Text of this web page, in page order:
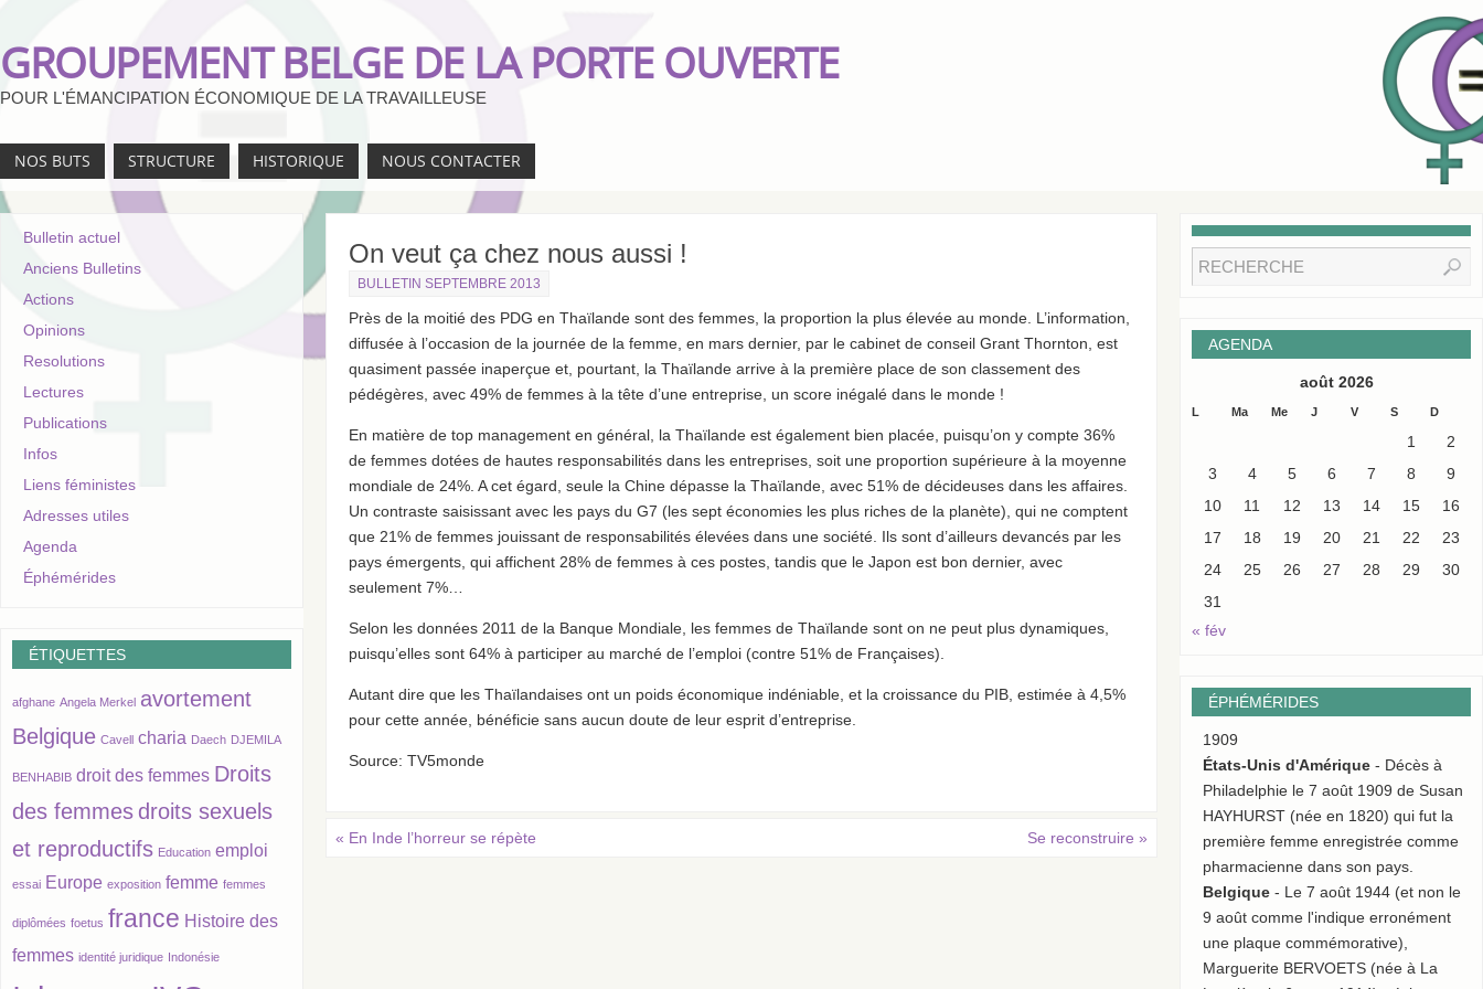
GROUPEMENT BELGE DE LA PORTE OUVERTE
POUR L'ÉMANCIPATION ÉCONOMIQUE DE LA TRAVAILLEUSE
NOS BUTS STRUCTURE HISTORIQUE NOUS CONTACTER
On veut ça chez nous aussi !
BULLETIN SEPTEMBRE 2013
Près de la moitié des PDG en Thaïlande sont des femmes, la proportion la plus élevée au monde. L’information,
diffusée à l’occasion de la journée de la femme, en mars dernier, par le cabinet de conseil Grant Thornton, est
quasiment passée inaperçue et, pourtant, la Thaïlande arrive à la première place de son classement des
pédégères, avec 49% de femmes à la tête d’une entreprise, un score inégalé dans le monde !
En matière de top management en général, la Thaïlande est également bien placée, puisqu’on y compte 36%
de femmes dotées de hautes responsabilités dans les entreprises, soit une proportion supérieure à la moyenne
mondiale de 24%. A cet égard, seule la Chine dépasse la Thaïlande, avec 51% de décideuses dans les affaires.
Un contraste saisissant avec les pays du G7 (les sept économies les plus riches de la planète), qui ne comptent
que 21% de femmes jouissant de responsabilités élevées dans une société. Ils sont d’ailleurs devancés par les
pays émergents, qui affichent 28% de femmes à ces postes, tandis que le Japon est bon dernier, avec
seulement 7%…
Selon les données 2011 de la Banque Mondiale, les femmes de Thaïlande sont on ne peut plus dynamiques,
puisqu’elles sont 64% à participer au marché de l’emploi (contre 51% de Françaises).
Autant dire que les Thaïlandaises ont un poids économique indéniable, et la croissance du PIB, estimée à 4,5%
pour cette année, bénéficie sans aucun doute de leur esprit d’entreprise.
Source: TV5monde
« En Inde l’horreur se répète Se reconstruire»
Bulletin actuel
Anciens Bulletins
Actions
Opinions
Resolutions
Lectures
Publications
Infos
Liens féministes
Adresses utiles
Agenda
Éphémérides
ÉTIQUETTES
afghane Angela Merkel avortement
Belgique Cavell charia Daech DJEMILA
BENHABIB droit des femmes Droits
des femmes droits sexuels
et reproductifs Education emploi
essai Europe exposition femme femmes
diplômées foetus france Histoire des
femmes identité juridique Indonésie
AGENDA
août 2026
L Ma Me J V S D
« fév
1
2
3
4 5 6 7 8
9
10
11 12 13 14 15
16
17
18 19 20 21 22
23
24
25 26 27 28 29
30
31
ÉPHÉMÉRIDES
1909
États-Unis d'Amérique - Décès à
Philadelphie le 7 août 1909 de Susan
HAYHURST (née en 1820) qui fut la
première femme enregistrée comme
pharmacienne dans son pays.
Belgique - Le 7 août 1944 (et non le
9 août comme l'indique erronément
une plaque commémorative),
Marguerite BERVOETS (née à La